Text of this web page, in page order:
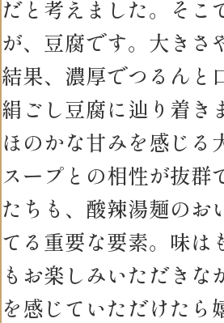
だと考えました。そこ
が、豆腐です。大きさ
結果、濃厚でつるんと
絹ごし豆腐に辿り着き
ほのかな甘みを感じる
スープとの相性が抜群
たちも、酸辣湯麺のお
てる重要な要素。味は
もお楽しみいただきな
を感じていただけたら